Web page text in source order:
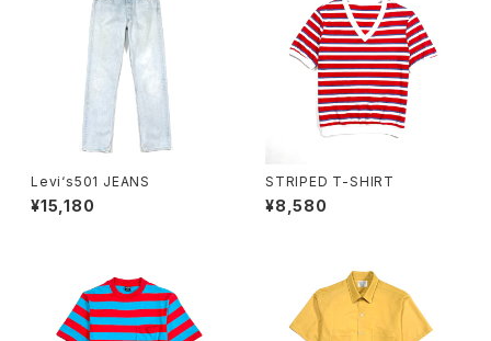
Levi‘s501 JEANS
¥15,180
STRIPED T-SHIRT
¥8,580